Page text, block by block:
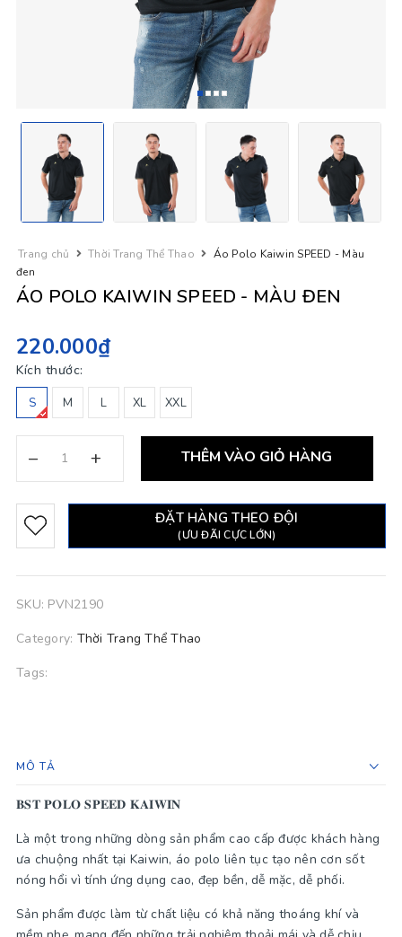
Trang chủ Thời Trang Thể Thao
Áo Polo Kaiwin SPEED - Màu
đen
ÁO POLO KAIWIN SPEED - MÀU ĐEN
220.000₫
Kích thước:
S M L XL XXL
– + THÊM VÀO GIỎ HÀNG
ĐẶT HÀNG THEO ĐỘI
(ƯU ĐÃI CỰC LỚN)
SKU: PVN2190
Category: Thời Trang Thể Thao
Tags:
MÔ TẢ
𝐁𝐒𝐓 𝐏𝐎𝐋𝐎 𝐒𝐏𝐄𝐄𝐃 𝐊𝐀𝐈𝐖𝐈𝐍
Là một trong những dòng sản phẩm cao cấp được khách hàng
ưa chuộng nhất tại Kaiwin, áo polo liên tục tạo nên cơn sốt
nóng hổi vì tính ứng dụng cao, đẹp bền, dễ mặc, dễ phối.
Sản phẩm được làm từ chất liệu có khả năng thoáng khí và